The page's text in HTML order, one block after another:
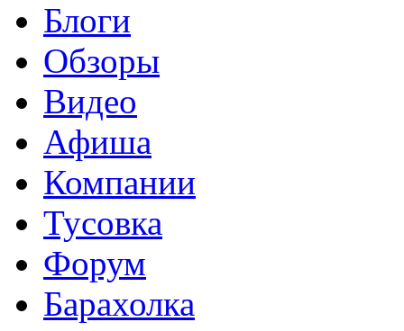
Блоги
Обзоры
Видео
Афиша
Компании
Тусовка
Форум
Барахолка